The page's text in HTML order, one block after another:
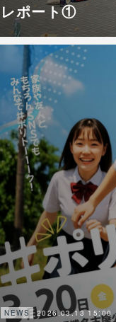
レポート①
NEWS 2026.03.13 15:00